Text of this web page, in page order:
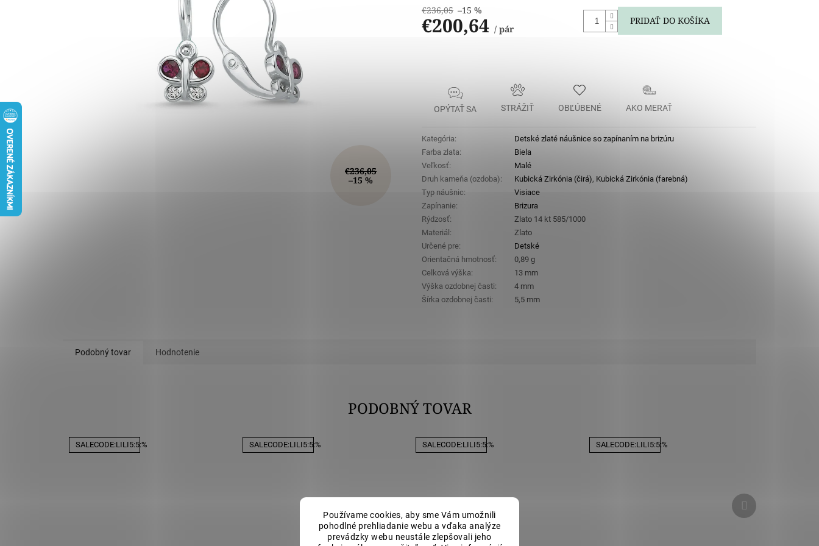
Používame cookies, aby sme Vám umožnili
pohodlné prehliadanie webu a vďaka analýze
prevádzky webu neustále zlepšovali jeho
€236,05
–15 %
€236,05 –15 %
€200,64 / pár
PRIDAŤ DO KOŠÍKA
OPÝTAŤ SA STRÁŽIŤ OBĽÚBENÉ AKO MERAŤ
Kategória:
Detské zlaté náušnice so zapínaním na brizúru
Farba zlata:
Biela
Veľkosť:
Malé
Druh kameňa (ozdoba): Kubická Zirkónia (čirá), Kubická Zirkónia (farebná)
Typ náušnic:
Visiace
Zapínanie:
Brizura
Rýdzosť:
Zlato 14 kt 585/1000
Materiál :
Zlato
Určené pre:
Detské
Orientačná hmotnosť:
0,89 g
Celková výška:
13 mm
Výška ozdobnej časti:
4 mm
Šírka ozdobnej časti: 5,5 mm
Podobný tovar Hodnotenie
PODOBNÝ TOVAR
SALECODE:LILI5:5:% SALECODE:LILI5:5:% SALECODE:LILI5:5:% SALECODE:LILI5:5:%
Ďalší
produkt